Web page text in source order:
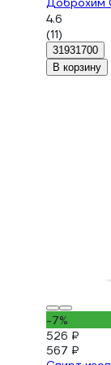
БП-
4.6
(11)
31931700
В корзину
-7%
526 ₽
567 ₽